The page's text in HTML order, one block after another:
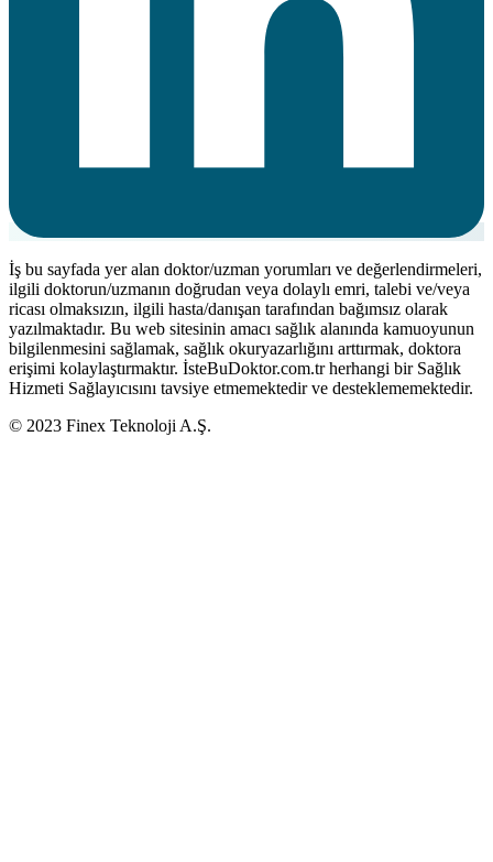
İş bu sayfada yer alan doktor/uzman yorumları ve değerlendirmeleri,
ilgili doktorun/uzmanın doğrudan veya dolaylı emri, talebi ve/veya
ricası olmaksızın, ilgili hasta/danışan tarafından bağımsız olarak
yazılmaktadır. Bu web sitesinin amacı sağlık alanında kamuoyunun
bilgilenmesini sağlamak, sağlık okuryazarlığını arttırmak, doktora
erişimi kolaylaştırmaktır. İsteBuDoktor.com.tr herhangi bir Sağlık
Hizmeti Sağlayıcısını tavsiye etmemektedir ve desteklememektedir.
© 2023 Finex Teknoloji A.Ş.